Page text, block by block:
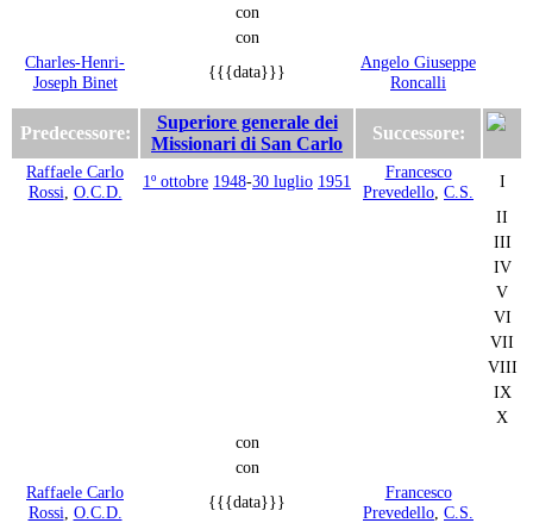
con
con
Charles-Henri-
Joseph Binet
{{{data}}}
Angelo Giuseppe
Roncalli
Predecessore:
Superiore generale dei
Missionari di San Carlo
Successore:
Raffaele Carlo
Rossi O.C.D.
1º ottobre 1948-30 luglio 1951
Francesco
Prevedello C.S.
I
II
III
IV
V
VI
VII
VIII
IX
X
con
con
Raffaele Carlo
Rossi O.C.D.
{{{data}}}
Francesco
Prevedello C.S.